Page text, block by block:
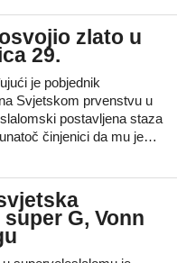
zlato u
29.
je pobjednik
Svjetskom prvenstvu u
postavljena staza
činjenici da mu je…
G, Vonn